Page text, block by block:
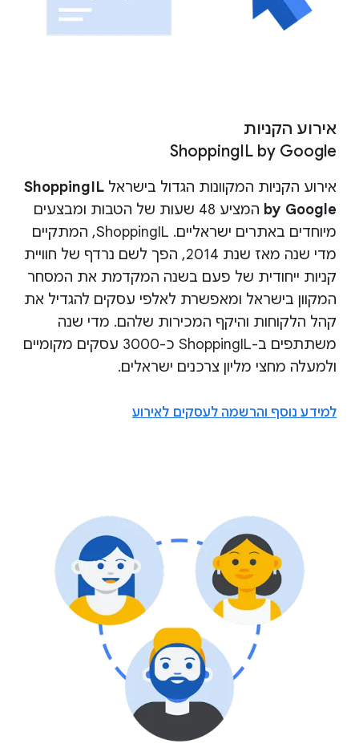
אירוע הקניות
ShoppingIL by Google
אירוע הקניות המקוונות הגדול בישראל ShoppingIL
by Google
המציע 48 שעות של הטבות ומבצעים
מיוחדים באתרים ישראליים. ShoppingIL, המתקיים
מדי שנה מאז שנת 2014, הפך לשם נרדף של חוויית
קניות ייחודית של פעם בשנה המקדמת את המסחר
המקוון בישראל ומאפשרת לאלפי עסקים להגדיל את
קהל הלקוחות והיקף המכירות שלהם. מדי שנה
משתתפים ב-ShoppingIL כ-3000 עסקים מקומיים
ולמעלה מחצי מליון צרכנים ישראלים.
למידע נוסף והרשמה לעסקים לאירוע